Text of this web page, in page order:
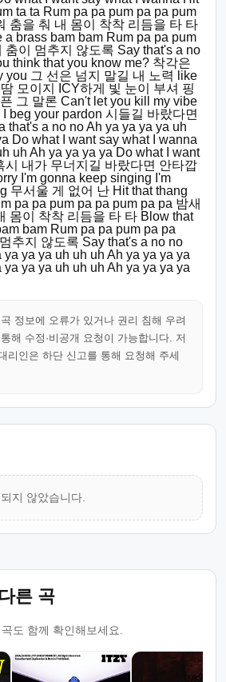
ta ta Rum pa pa pum pa pa pum
춤을 춰 내 몸이 착착 리듬을 타 타
a brass bam bam Rum pa pa pum
춤이 멈추지 않도록 Say that's a no
think that you know me? 착각은
you 그 선은 넘지 말길 내 노력 like
모이지 ICY하게 빛 눈이 부셔 핑
그 말론 Can't let you kill my vibe
beg your pardon 시들길 바랐다면
that's a no no Ah ya ya ya ya uh
Do what I want say what I wanna
uh Ah ya ya ya ya Do what I want
시 내가 무너지길 바랐다면 안타깝
I'm gonna keep singing I'm
무서울 게 없어 난 Hit that thang
pa pa pum pa pa pum pa pa 밤새
몸이 착착 리듬을 타 타 Blow that
bam Rum pa pa pum pa pa
추지 않도록 Say that's a no no
ya ya ya uh uh uh Ah ya ya ya ya
ya ya ya uh uh uh Ah ya ya ya ya
정보에 오류가 있거나 권리 침해 우려
해 수정·비공개 요청이 가능합니다. 저
리인은 하단 신고를 통해 요청해 주세
지 않았습니다.
른 곡
도 함께 확인해보세요.